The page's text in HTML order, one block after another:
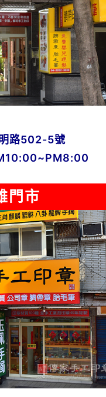
路502-5號
門市